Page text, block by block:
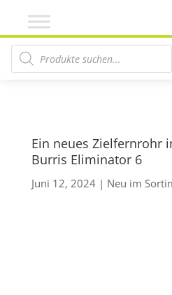
Products search
Ein neues Zielfernrohr
Burris Eliminator 6
Juni 12, 2024| Neu im